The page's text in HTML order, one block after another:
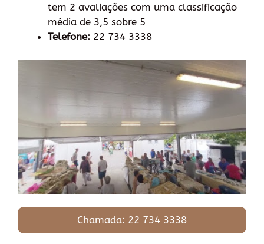
tem 2 avaliações com uma classificação
média de 3,5 sobre 5
Telefone: 22 734 3338
Chamada: 22 734 3338